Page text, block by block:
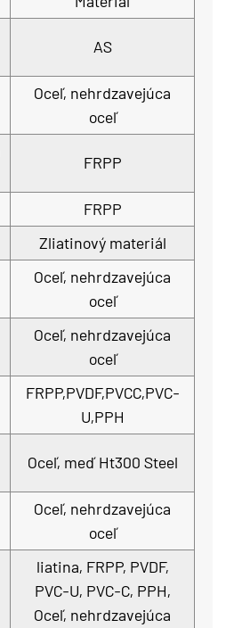
AS
Oceľ, nehrdzavejúca
oceľ
FRPP
FRPP
Zliatinový materiál
Oceľ, nehrdzavejúca
oceľ
Oceľ, nehrdzavejúca
oceľ
FRPP,PVDF,PVCC,PVC-
U,PPH
Oceľ, meď Ht300 Steel
Oceľ, nehrdzavejúca
oceľ
liatina, FRPP, PVDF,
PVC-U, PVC-C, PPH,
Oceľ, nehrdzavejúca